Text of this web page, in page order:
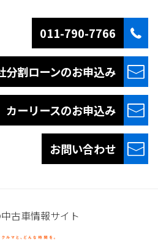
011-790-7766
分割ローンのお申込み
カーリースのお申込み
お問い合わせ
古車情報サイト